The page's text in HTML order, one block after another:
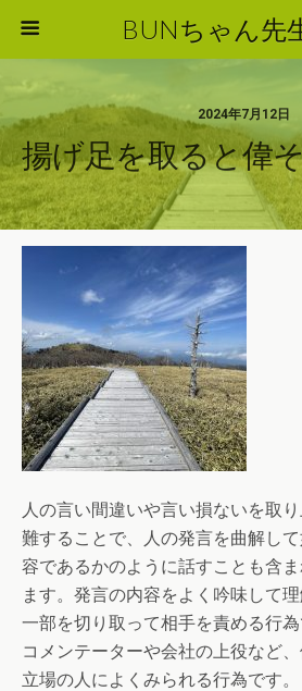
BUNちゃん先
2024年7月12日
揚げ足を取ると偉
人の言い間違いや言い損ないを取
難することで、人の発言を曲解し
容であるかのように話すことも含
ます。発言の内容をよく吟味して理
一部を切り取って相手を責める行為
コメンテーターや会社の上役など
立場の人によくみられる行為です